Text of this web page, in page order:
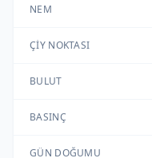
NEM
ÇIY NOKTASI
BULUT
BASINÇ
GÜN DOĞUMU